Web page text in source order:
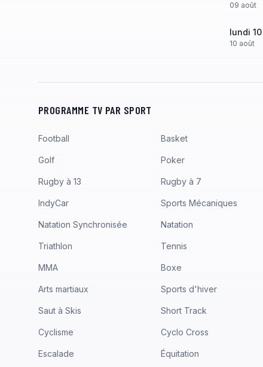
09 août
lundi
10 août
PROGRAMME TV PAR SPORT
Football Basket
Golf Poker
Rugby à 13 Rugby à 7
IndyCar Sports Mécaniques
Natation Synchronisée Natation
Triathlon Tennis
MMA Boxe
Arts martiaux Sports d'hiver
Saut à Skis Short Track
Cyclisme Cyclo Cross
Escalade Équitation